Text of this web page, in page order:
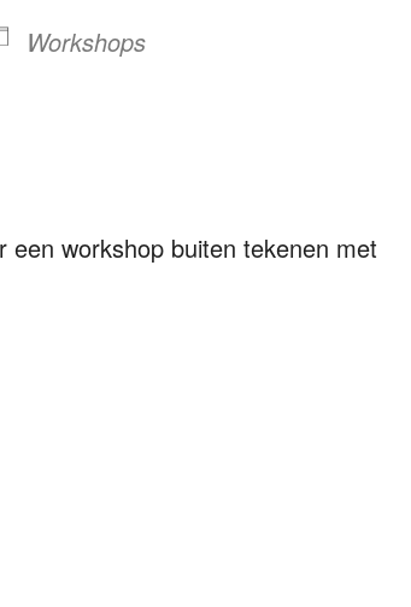
Workshops
workshop buiten tekenen met